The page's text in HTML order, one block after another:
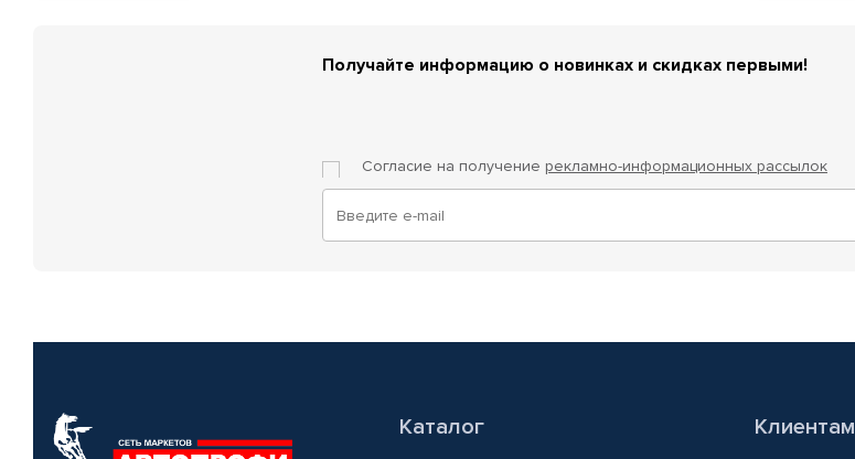
Получайте информацию о новинках и скидках первыми!
Согласие на получение рекламно-информационных рассылок
Каталог Клиентам